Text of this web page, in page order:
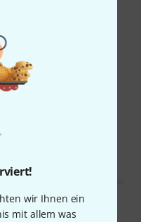
wir Ihnen ein
mit allem was
praktisch in der